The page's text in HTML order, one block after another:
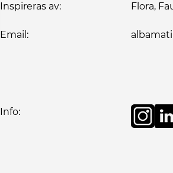
Inspireras av: Flora,
Email:
Info: